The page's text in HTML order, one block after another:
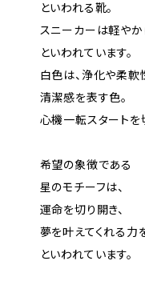
といわれる靴。
スニーカーは軽やか
といわれています。
白色は、浄化や柔軟性
清潔感を表す色。
心機一転スタートを切
希望の象徴である
星のモチーフは、
運命を切り開き、
夢を叶えてくれる力を
といわれています。